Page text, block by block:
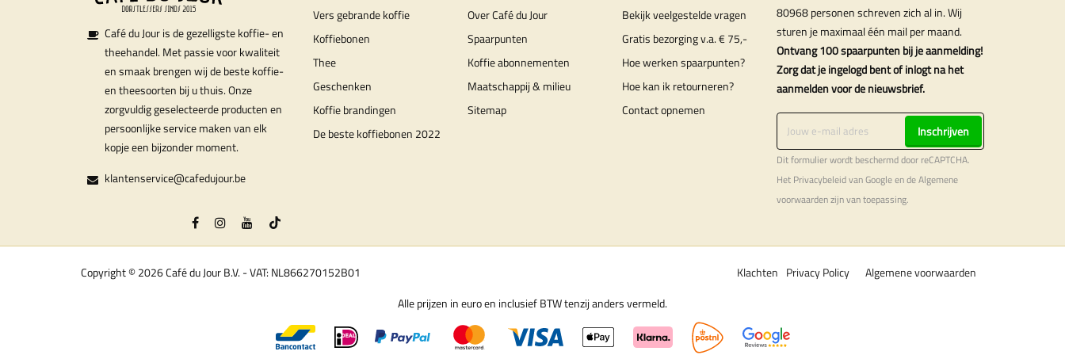
Café du Jour is de gezelligste koffie- en
theehandel. Met passie voor kwaliteit
en smaak brengen wij de beste koffie-
en theesoorten bij u thuis. Onze
zorgvuldig geselecteerde producten en
persoonlijke service maken van elk
kopje een bijzonder moment.
klantenservice@cafedujour.be
Vers gebrande koffie
Koffiebonen
Thee
Geschenken
Koffie brandingen
De beste koffiebonen 2022
Over Café du Jour
Spaarpunten
Koffie abonnementen
Maatschappij & milieu
Sitemap
Bekijk veelgestelde vragen
Gratis bezorging v.a. € 75,-
Hoe werken spaarpunten?
Hoe kan ik retourneren?
Contact opnemen
80968 personen schreven zich al in. Wij
sturen je maximaal één mail per maand.
Ontvang 100 spaarpunten bij je aanmelding!
Zorg dat je ingelogd bent of inlogt na het
aanmelden voor de nieuwsbrief.
Inschrijven
Dit formulier wordt beschermd door reCAPTCHA.
Het Privacybeleidvan Google en deAlgemene
voorwaardenzijn van toepassing.
Copyright © 2026 Café du Jour B.V. - VAT: NL866270152B01 Algemene voorwaarden
Privacy Policy
Klachten
Alle prijzen in euro en inclusief BTW tenzij anders vermeld.